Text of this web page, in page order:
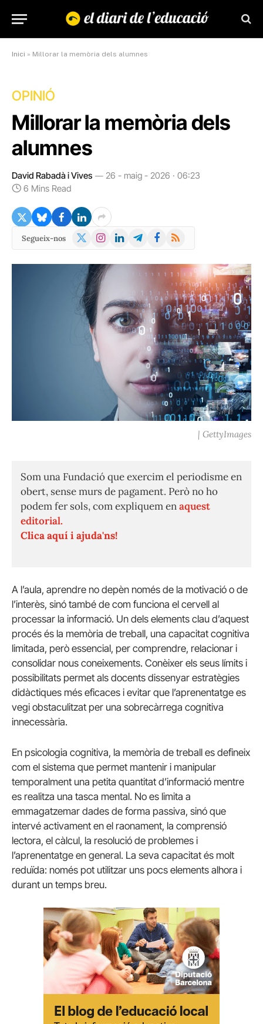
Inici » Millorar la memòria dels alumnes
OPINIÓ
Millorar la memòria dels
alumnes
David Rabadà i Vives
26 - maig - 2026 · 06:23
6 Mins Read
Segueix-nos
X
Instagram
LinkedInTelegramFacebook
RSS
| GettyImages
Som una Fundació que exercim el periodisme en
obert, sense murs de pagament. Però no ho
podem fer sols, com expliquem enaquest
editorial.
Clica aquí i ajuda'ns!
A l’aula, aprendre no depèn només de la motivació o de
l’interès, sinó també de com funciona el cervell al
processar la informació. Un dels elements clau d’aquest
procés és la memòria de treball, una capacitat cognitiva
limitada, però essencial, per comprendre, relacionar i
consolidar nous coneixements. Conèixer els seus límits i
possibilitats permet als docents dissenyar estratègies
didàctiques més eficaces i evitar que l’aprenentatge es
vegi obstaculitzat per una sobrecàrrega cognitiva
innecessària.
En psicologia cognitiva, la memòria de treball es defineix
com el sistema que permet mantenir i manipular
temporalment una petita quantitat d’informació mentre
es realitza una tasca mental. No es limita a
emmagatzemar dades de forma passiva, sinó que
intervé activament en el raonament, la comprensió
lectora, el càlcul, la resolució de problemes i
l’aprenentatge en general. La seva capacitat és molt
reduïda: només pot utilitzar uns pocs elements alhora i
durant un temps breu.